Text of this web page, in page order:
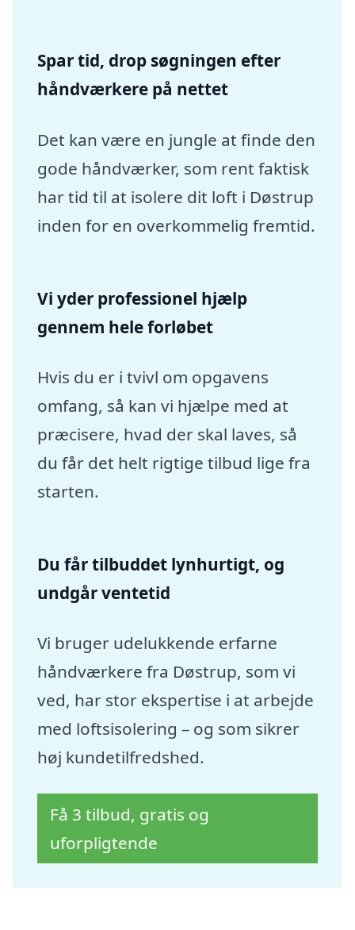
Spar tid, drop søgningen efter
håndværkere på nettet
Det kan være en jungle at finde den
gode håndværker, som rent faktisk
har tid til at isolere dit loft i Døstrup
inden for en overkommelig fremtid.
Vi yder professionel hjælp
gennem hele forløbet
Hvis du er i tvivl om opgavens
omfang, så kan vi hjælpe med at
præcisere, hvad der skal laves, så
du får det helt rigtige tilbud lige fra
starten.
Du får tilbuddet lynhurtigt, og
undgår ventetid
Vi bruger udelukkende erfarne
håndværkere fra Døstrup, som vi
ved, har stor ekspertise i at arbejde
med loftsisolering – og som sikrer
høj kundetilfredshed.
Få 3 tilbud, gratis og
uforpligtende